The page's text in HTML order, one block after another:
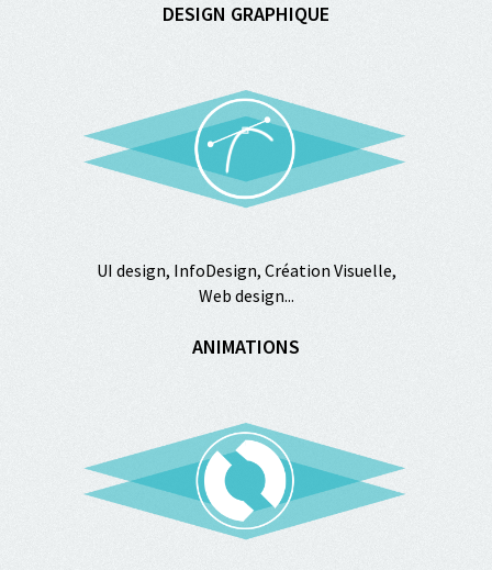
DESIGN GRAPHIQUE
UI design, InfoDesign, Création Visuelle,
Web design...
ANIMATIONS